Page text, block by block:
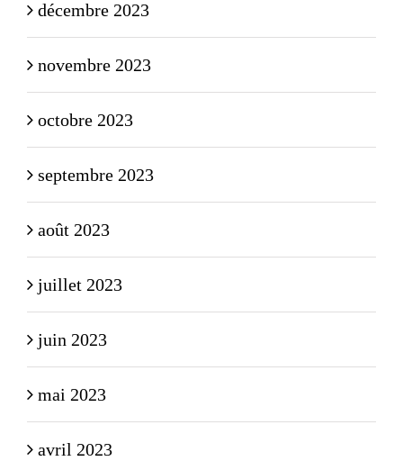
décembre 2023
novembre 2023
octobre 2023
septembre 2023
août 2023
juillet 2023
juin 2023
mai 2023
avril 2023